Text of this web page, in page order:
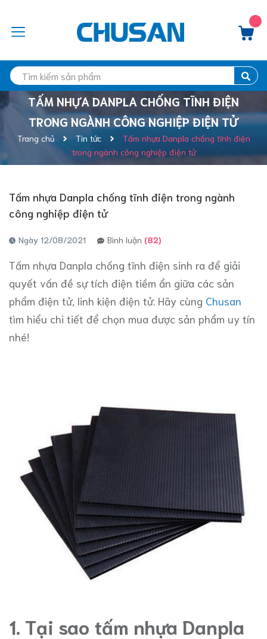
TẤM NHỰA DANPLA CHỐNG TĨNH ĐIỆN
TRONG NGÀNH CÔNG NGHIỆP ĐIỆN TỬ
Trang chủ Tin tức
Tấm nhựa Danpla chống tĩnh điện
trong ngành công nghiệp điện tử
Tấm nhựa Danpla chống tĩnh điện trong ngành
công nghiệp điện tử
Ngày 12/08/2021 Bình luận (82)
Tấm nhựa Danpla chống tĩnh điện sinh ra để giải
quyết vấn đề sự tích điện tiềm ẩn giữa các sản
phẩm điện tử, linh kiện điện tử. Hãy cùng Chusan
tìm hiểu chi tiết để chọn mua được sản phẩm uy tín
nhé!
1. Tại sao tấm nhựa Danpla